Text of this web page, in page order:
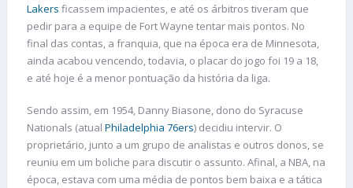
Lakers ficassem impacientes, e até os árbitros tiveram que
pedir para a equipe de Fort Wayne tentar mais pontos. No
final das contas, a franquia, que na época era de Minnesota,
ainda acabou vencendo, todavia, o placar do jogo foi 19 a 18,
e até hoje é a menor pontuação da história da liga.
Sendo assim, em 1954, Danny Biasone, dono do Syracuse
Nationals (atual Philadelphia 76ers) decidiu intervir. O
proprietário, junto a um grupo de analistas e outros donos, se
reuniu em um boliche para discutir o assunto. Afinal, a NBA, na
época, estava com uma média de pontos bem baixa e a tática